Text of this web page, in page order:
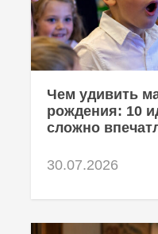
Чем удивить
рождения: 10
сложно
30.07.2026